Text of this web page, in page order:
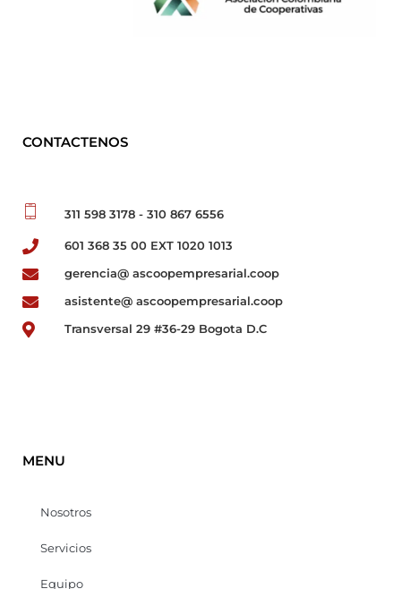
CONTACTENOS
311 598 3178 - 310 867 6556
601 368 35 00 EXT 1020 1013
gerencia@ ascoopempresarial.coop
asistente@ ascoopempresarial.coop
Transversal 29 #36-29 Bogota D.C
MENU
Nosotros
Servicios
Equipo